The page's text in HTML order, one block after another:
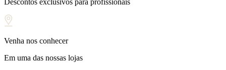
Venha nos conhecer
Em uma das nossas lojas